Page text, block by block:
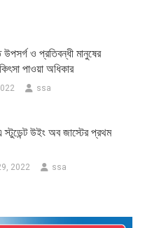
ও প্রতিবন্ধী মানুষের
পাওয়া অধিকার
ssa
স্টুডেন্ট উইং অব জাস্টের প্রথম
2022 ssa